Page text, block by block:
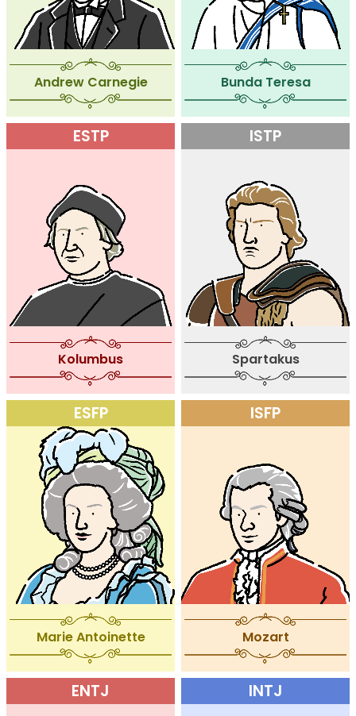
Andrew Carnegie Bunda Teresa
ESTP
Kolumbus
ISTP
Spartakus
ESFP
Marie Antoinette
ISFP
Mozart
ENTJ INTJ